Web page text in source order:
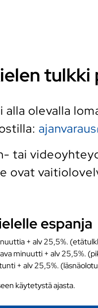
tulkki
olevalla
tai
ovat
espanja
+ alv 25,5%.
minuutti + alv 25,5%.
+ alv 25,5%.
käytetystä ajasta.